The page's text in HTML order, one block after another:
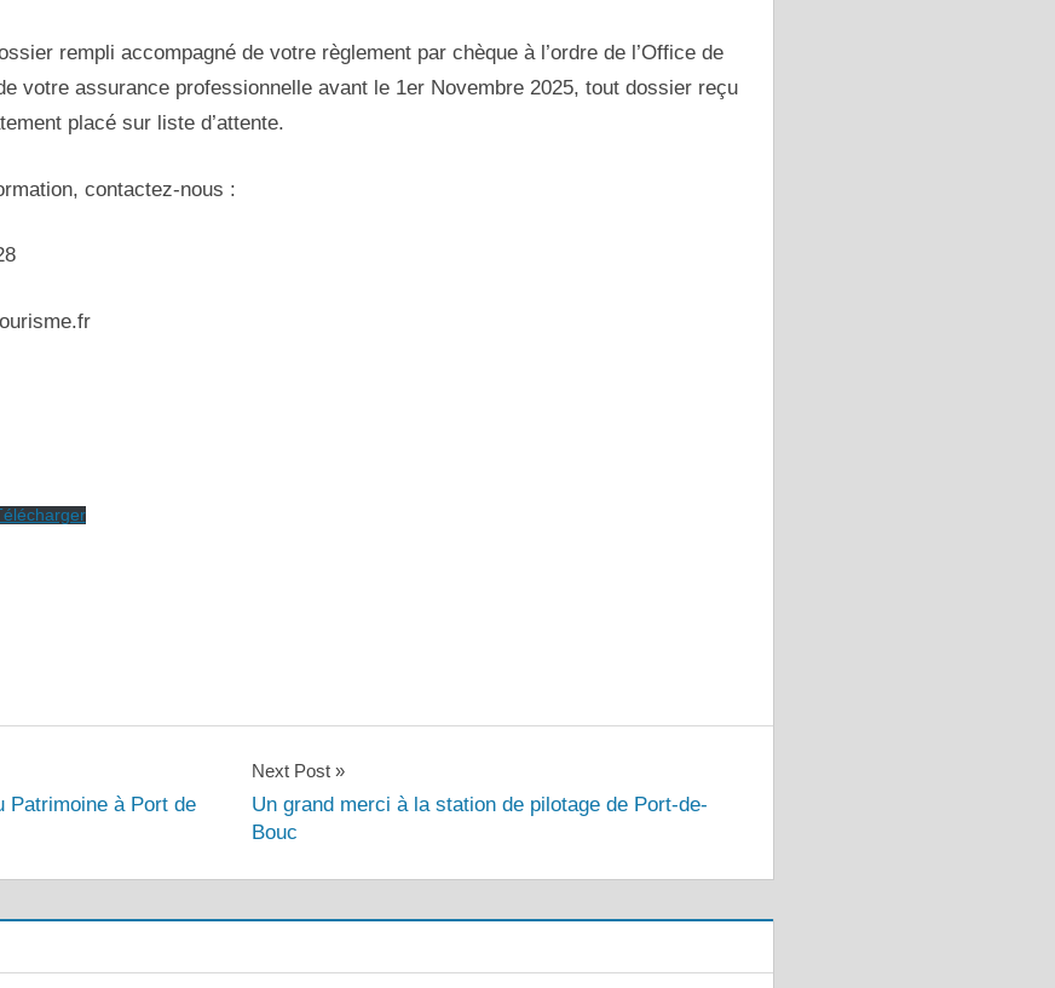
rempli accompagné de votre règlement par chèque à l’ordre de l’Office de
votre assurance professionnelle avant le 1er Novembre 2025, tout dossier reçu
placé sur liste d’attente.
contactez-nous :
Patrimoine à Port de
Next Post
Un grand merci à la station de pilotage de Port-de-
Bouc